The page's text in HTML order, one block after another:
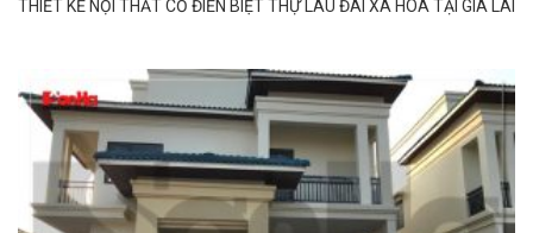
THIẾT KẾ NỘI THẤT CỔ ĐIỂN BIỆT THỰ LÂU ĐÀI XA HOA TẠI GIA LAI